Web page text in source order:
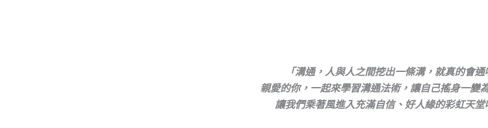
「溝通，人與人之間挖出一條溝，就真的會通
親愛的你，一起來學習溝通法術，讓自己搖身一變
讓我們乘著風進入充滿自信、好人緣的彩虹天堂